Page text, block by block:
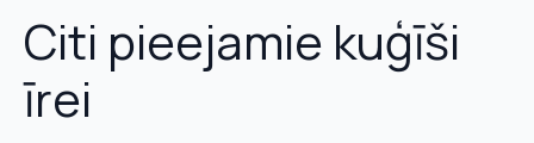
Citi pieejamie kuģīši
īrei